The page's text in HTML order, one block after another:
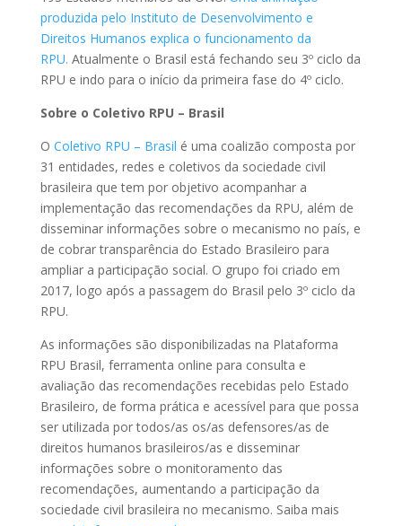
produzida pelo Instituto de Desenvolvimento e
Direitos Humanos explica o funcionamento da
RPU. Atualmente o Brasil está fechando seu 3º ciclo da
RPU e indo para o início da primeira fase do 4º ciclo.
Sobre o Coletivo RPU – Brasil
O Coletivo RPU – Brasil é uma coalizão composta por
31 entidades, redes e coletivos da sociedade civil
brasileira que tem por objetivo acompanhar a
implementação das recomendações da RPU, além de
disseminar informações sobre o mecanismo no país, e
de cobrar transparência do Estado Brasileiro para
ampliar a participação social. O grupo foi criado em
2017, logo após a passagem do Brasil pelo 3º ciclo da
RPU.
As informações são disponibilizadas na Plataforma
RPU Brasil, ferramenta online para consulta e
avaliação das recomendações recebidas pelo Estado
Brasileiro, de forma prática e acessível para que possa
ser utilizada por todos/as os/as defensores/as de
direitos humanos brasileiros/as e disseminar
informações sobre o monitoramento das
recomendações, aumentando a participação da
sociedade civil brasileira no mecanismo. Saiba mais